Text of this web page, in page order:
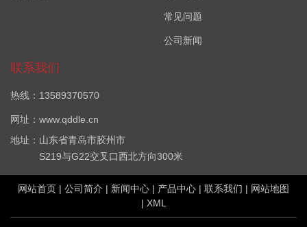
常见问题
公司新闻
联系我们
热线：13589370570
网址：www.qddle.cn
地址：山东省青岛市胶州市
S219与G22交叉口西北方向300米
网站首页 | 公司简介 | 新闻中心 | 产品中心 | 联系我们 | 网站地图
| XML